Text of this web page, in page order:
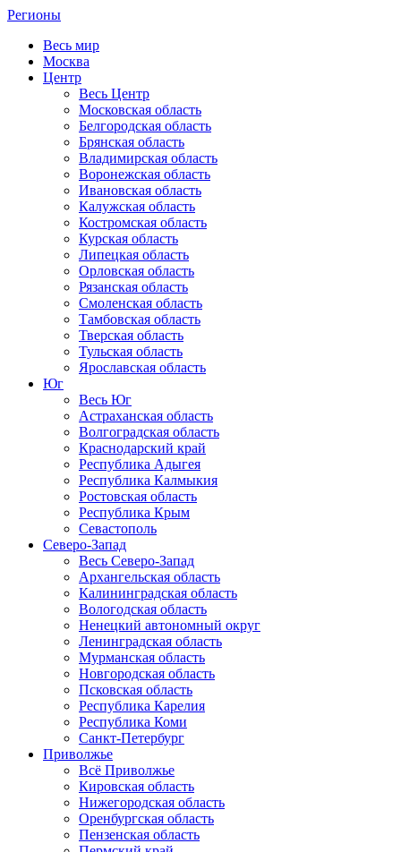
Регионы
Весь мир
Москва
Центр
Весь Центр
Московская область
Белгородская область
Брянская область
Владимирская область
Воронежская область
Ивановская область
Калужская область
Костромская область
Курская область
Липецкая область
Орловская область
Рязанская область
Смоленская область
Тамбовская область
Тверская область
Тульская область
Ярославская область
Юг
Весь Юг
Астраханская область
Волгоградская область
Краснодарский край
Республика Адыгея
Республика Калмыкия
Ростовская область
Республика Крым
Севастополь
Северо-Запад
Весь Северо-Запад
Архангельская область
Калининградская область
Вологодская область
Ненецкий автономный округ
Ленинградская область
Мурманская область
Новгородская область
Псковская область
Республика Карелия
Республика Коми
Санкт-Петербург
Приволжье
Всё Приволжье
Кировская область
Нижегородская область
Оренбургская область
Пензенская область